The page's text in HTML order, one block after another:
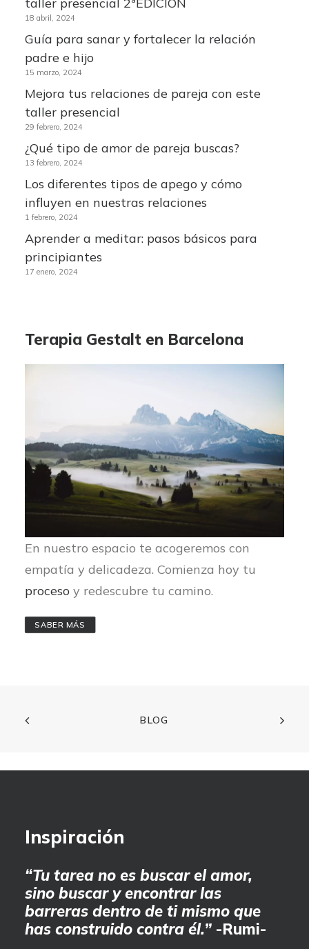
18 abril, 2024
Guía para sanar y fortalecer la relación
padre e hijo
15 marzo, 2024
Mejora tus relaciones de pareja con este
taller presencial
29 febrero, 2024
¿Qué tipo de amor de pareja buscas?
13 febrero, 2024
Los diferentes tipos de apego y cómo
influyen en nuestras relaciones
1 febrero, 2024
Aprender a meditar: pasos básicos para
principiantes
17 enero, 2024
Terapia Gestalt en Barcelona
En nuestro espacio te acogeremos con
empatía y delicadeza. Comienza hoy tu
proceso y redescubre tu camino.
SABER MÁS
BLOG
Inspiración
“Tu tarea no es buscar el amor,
sino buscar y encontrar las
barreras dentro de ti mismo que
has construido contra él.” -Rumi-